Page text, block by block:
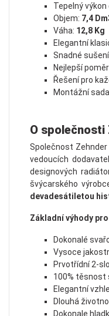
Tepelný
Objem: 7,4
Váha: 12,8 Kg
Elegantní
Snadné
Nejlepší poměr
Řešení pro
Montážní
O společnosti
Společnost Zehnder
vedoucích
designových
švýcarského
devadesátiletou
Základní výhody
Dokonalé
Vysoce
Prvotřídní 2-
100% těsnost
Elegantní
Dlouhá
Dokonale